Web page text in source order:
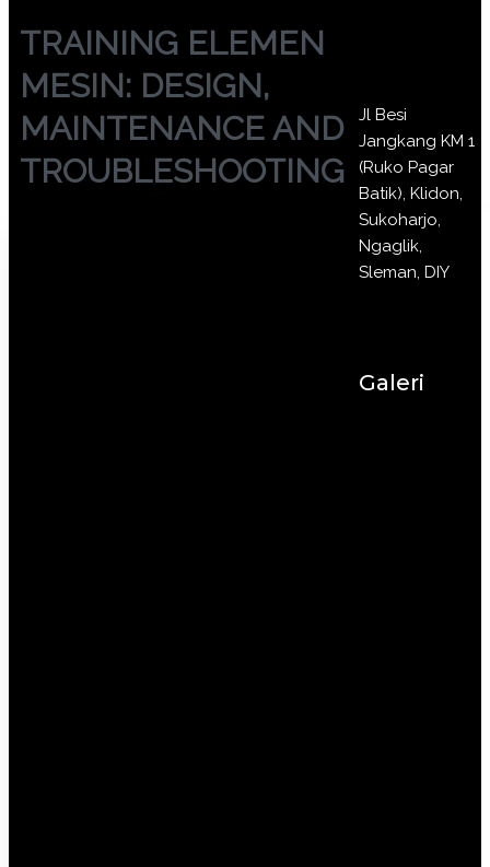
TRAINING ELEMEN
MESIN: DESIGN,
MAINTENANCE AND
TROUBLESHOOTING
Jl Besi
Jangkang KM 1
(Ruko Pagar
Batik), Klidon,
Sukoharjo,
Ngaglik,
Sleman, DIY
Galeri